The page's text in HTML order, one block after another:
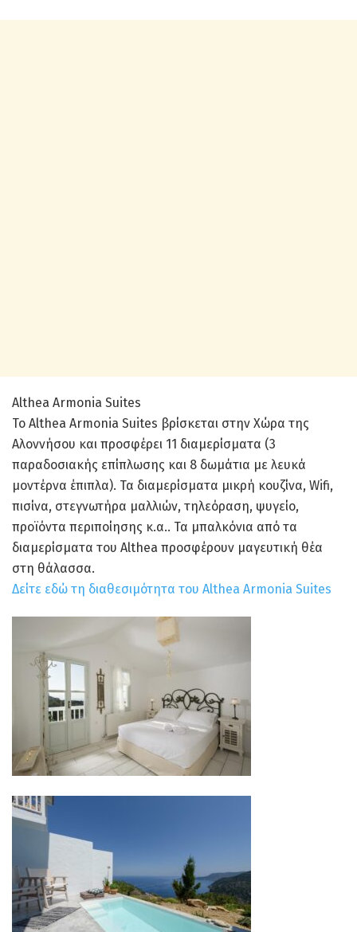
Althea Armonia Suites
Το Althea Armonia Suites βρίσκεται στην Χώρα της
Αλοννήσου και προσφέρει 11 διαμερίσματα (3
παραδοσιακής επίπλωσης και 8 δωμάτια με λευκά
μοντέρνα έπιπλα). Τα διαμερίσματα μικρή κουζίνα, Wifi,
πισίνα, στεγνωτήρα μαλλιών, τηλεόραση, ψυγείο,
προϊόντα περιποίησης κ.α.. Τα μπαλκόνια από τα
διαμερίσματα του Althea προσφέρουν μαγευτική θέα
στη θάλασσα.
Δείτε εδώ τη διαθεσιμότητα του Althea Armonia Suites